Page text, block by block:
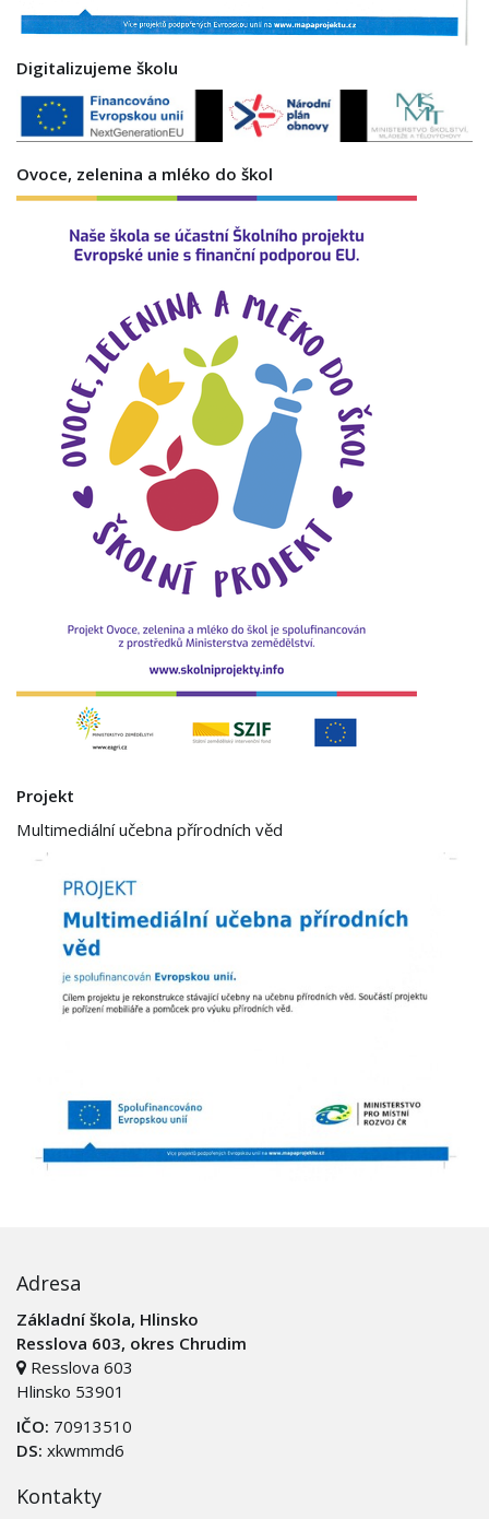
Digitalizujeme školu
Ovoce, zelenina a mléko do škol
Projekt
Multimediální učebna přírodních věd
Adresa
Základní škola, Hlinsko
Resslova 603, okres Chrudim
Resslova 603
Hlinsko 53901
IČO: 70913510
DS: xkwmmd6
Kontakty